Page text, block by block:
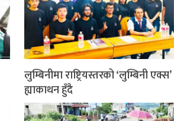
लुम्बिनीमा राष्ट्रियस्तरको ‘लुम्बिनी एक्स’
ह्याकाथन हुँदै